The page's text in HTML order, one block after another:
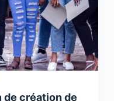
de création de